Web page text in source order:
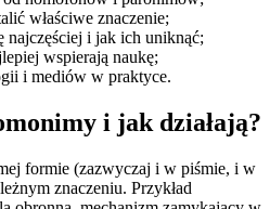
właściwe znaczenie;
najczęściej i jak ich uniknąć;
wspierają naukę;
i mediów w praktyce.
i jak działają?
formie (zazwyczaj i w piśmie, i w
znaczeniu. Przykład